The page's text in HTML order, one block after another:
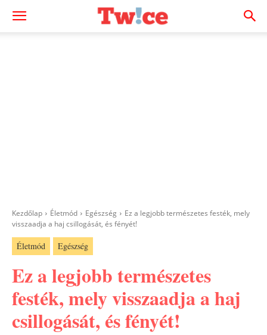
Kezdőlap Életmód Egészség
Ez a legjobb természetes festék, mely
visszaadja a haj csillogását, és fényét!
Életmód Egészség
Ez a legjobb természetes
festék, mely visszaadja a haj
csillogását, és fényét!